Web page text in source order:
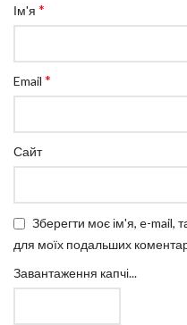
Ім'я *
Email *
Сайт
Зберегти моє ім'я, e-mail,
для моїх подальших
Завантаження капчі...